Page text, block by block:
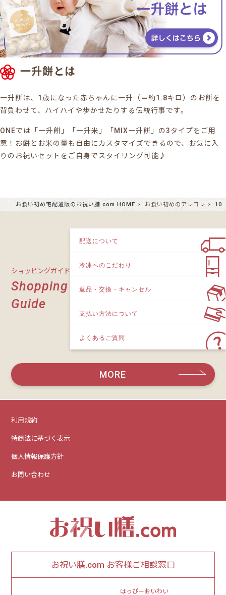
一升餅とは
一升餅は、1歳になった赤ちゃんに一升（＝約1.8キロ）のお餅を
背負わせて、ハイハイや歩かせたりする伝統行事です。
ONEでは「一升餅」「一升米」「MIX一升餅」の3タイプをご用
意！お餅とお米の量も自由にカスタマイズできるので、お気に入
りのお祝いセットをご自身でスタイリング可能♪
お食い初め宅配通販のお祝い膳.com HOME お食い初めのアレコレ
ショッピングガイド
Shopping
Guide
MORE
配送について
冷凍へのこだわり
返品・交換・キャンセル
支払い方法について
よくあるご質問
利用規約
特商法に基づく表示
個人情報保護方針
お問い合わせ
お祝い膳.com お客様ご相談窓口
はっぴーおいわい